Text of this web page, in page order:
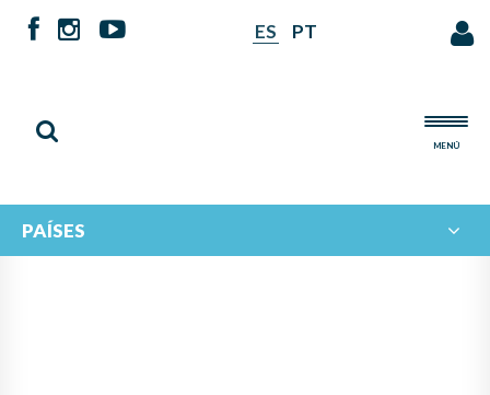
ES PT
MENÚ
PAÍSES